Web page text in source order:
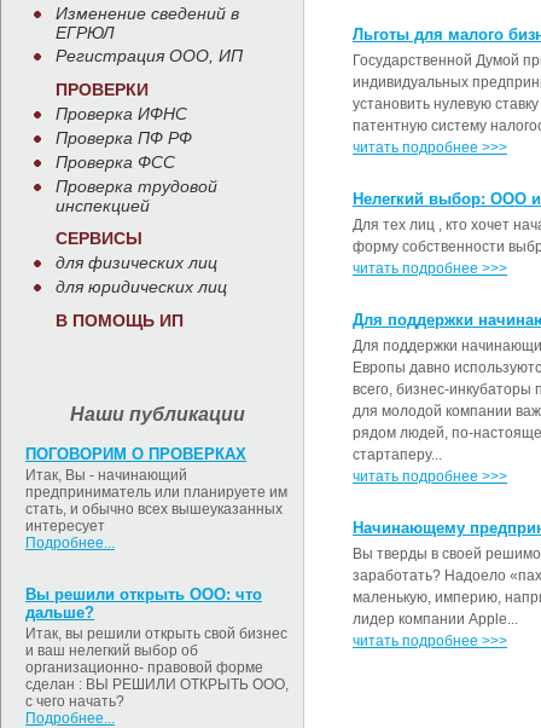
Изменение сведений в
ЕГРЮЛ
Регистрация ООО, ИП
ПРОВЕРКИ
Проверка ИФНС
Проверка ПФ РФ
Проверка ФСС
Проверка трудовой
инспекцией
СЕРВИСЫ
для физических лиц
для юридических лиц
В ПОМОЩЬ ИП
Наши публикации
ПОГОВОРИМ О ПРОВЕРКАХ
Итак, Вы - начинающий
предприниматель или планируете им
стать, и обычно всех вышеуказанных
интересует
Подробнее...
Вы решили открыть ООО: что
дальше?
Итак, вы решили открыть свой бизнес
и ваш нелегкий выбор об
организационно- правовой форме
сделан : ВЫ РЕШИЛИ ОТКРЫТЬ ООО,
с чего начать?
Подробнее...
Льготы для малого
Государственной Думой
индивидуальных
установить нулевую
патентную систему
читать подробнее >>>
Нелегкий выбор: ООО
Для тех лиц , кто хочет
форму собственности
читать подробнее >>>
Для поддержки
Для поддержки
Европы давно
всего, бизнес-
для молодой компании
рядом людей, по-
стартаперу...
читать подробнее >>>
Начинающему
Вы тверды в своей
заработать? Надоело
маленькую, империю,
лидер компании Apple...
читать подробнее >>>